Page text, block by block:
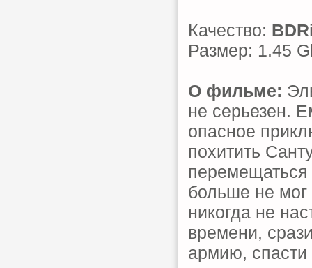
Качество:
Размер: 1.45
О фильме:
не серьезен.
опасное
похитить
больше не
никогда не
времени,
армию, спасти